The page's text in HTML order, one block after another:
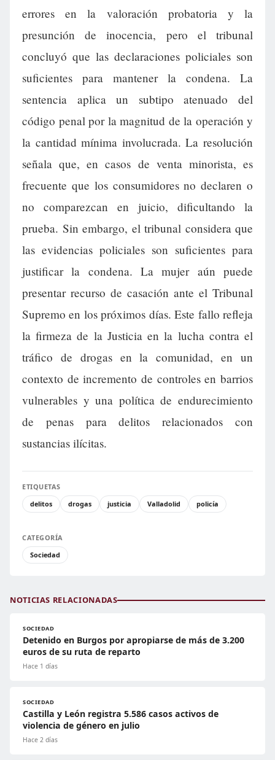
errores en la valoración probatoria y la
presunción de inocencia, pero el tribunal
concluyó que las declaraciones policiales son
suficientes para mantener la condena. La
sentencia aplica un subtipo atenuado del
código penal por la magnitud de la operación y
la cantidad mínima involucrada. La resolución
señala que, en casos de venta minorista, es
frecuente que los consumidores no declaren o
no comparezcan en juicio, dificultando la
prueba. Sin embargo, el tribunal considera que
las evidencias policiales son suficientes para
justificar la condena. La mujer aún puede
presentar recurso de casación ante el Tribunal
Supremo en los próximos días. Este fallo refleja
la firmeza de la Justicia en la lucha contra el
tráfico de drogas en la comunidad, en un
contexto de incremento de controles en barrios
vulnerables y una política de endurecimiento
de penas para delitos relacionados con
sustancias ilícitas.
ETIQUETAS
delitos
drogas justicia Valladolid policía
CATEGORÍA
Sociedad
NOTICIAS RELACIONADAS
SOCIEDAD
Detenido en Burgos por apropiarse de más de 3.200
euros de su ruta de reparto
Hace 1 días
SOCIEDAD
Castilla y León registra 5.586 casos activos de
violencia de género en julio
Hace 2 días